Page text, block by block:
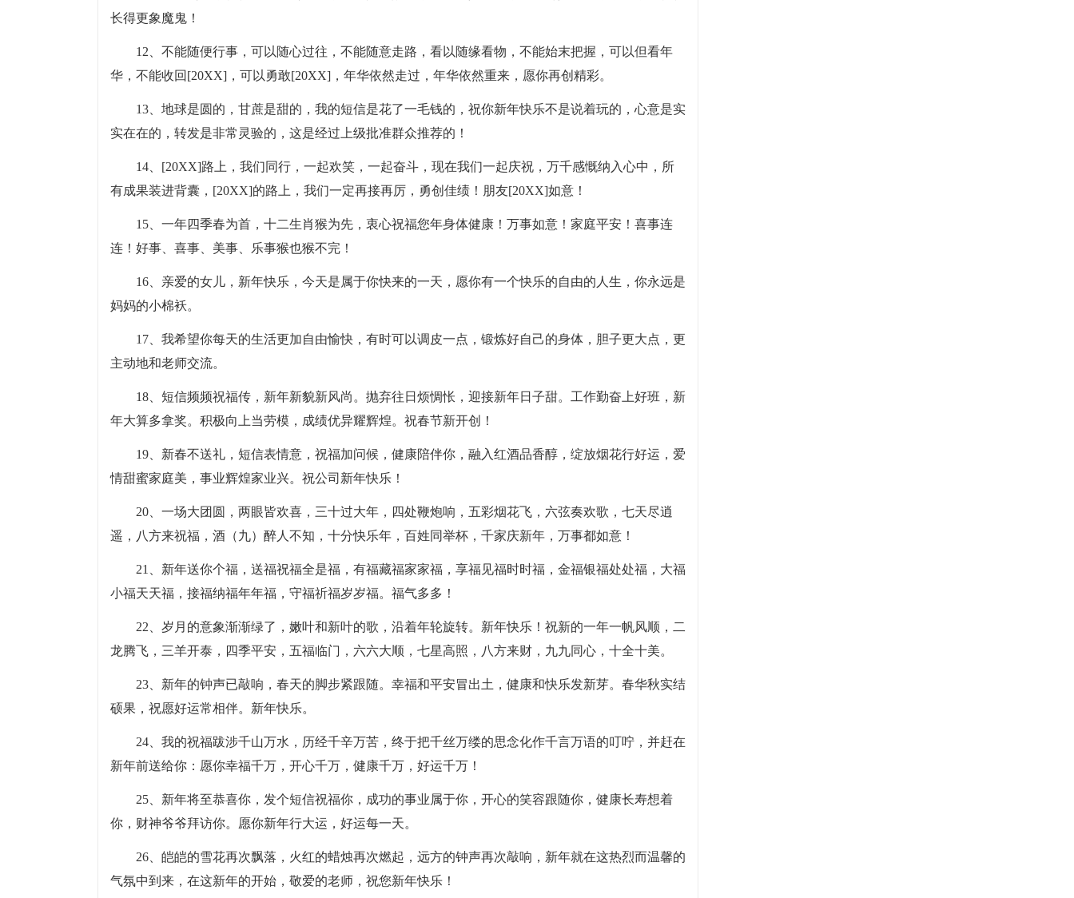
长得更象魔鬼！
12、不能随便行事，可以随心过往，不能随意走路，看以随缘看物，不能始末把握，可以但看年
华，不能收回[20XX]，可以勇敢[20XX]，年华依然走过，年华依然重来，愿你再创精彩。
13、地球是圆的，甘蔗是甜的，我的短信是花了一毛钱的，祝你新年快乐不是说着玩的，心意是实
实在在的，转发是非常灵验的，这是经过上级批准群众推荐的！
14、[20XX]路上，我们同行，一起欢笑，一起奋斗，现在我们一起庆祝，万千感慨纳入心中，所
有成果装进背囊，[20XX]的路上，我们一定再接再厉，勇创佳绩！朋友[20XX]如意！
15、一年四季春为首，十二生肖猴为先，衷心祝福您年身体健康！万事如意！家庭平安！喜事连
连！好事、喜事、美事、乐事猴也猴不完！
16、亲爱的女儿，新年快乐，今天是属于你快来的一天，愿你有一个快乐的自由的人生，你永远是
妈妈的小棉袄。
17、我希望你每天的生活更加自由愉快，有时可以调皮一点，锻炼好自己的身体，胆子更大点，更
主动地和老师交流。
18、短信频频祝福传，新年新貌新风尚。抛弃往日烦惆怅，迎接新年日子甜。工作勤奋上好班，新
年大算多拿奖。积极向上当劳模，成绩优异耀辉煌。祝春节新开创！
19、新春不送礼，短信表情意，祝福加问候，健康陪伴你，融入红酒品香醇，绽放烟花行好运，爱
情甜蜜家庭美，事业辉煌家业兴。祝公司新年快乐！
20、一场大团圆，两眼皆欢喜，三十过大年，四处鞭炮响，五彩烟花飞，六弦奏欢歌，七天尽逍
遥，八方来祝福，酒（九）醉人不知，十分快乐年，百姓同举杯，千家庆新年，万事都如意！
21、新年送你个福，送福祝福全是福，有福藏福家家福，享福见福时时福，金福银福处处福，大福
小福天天福，接福纳福年年福，守福祈福岁岁福。福气多多！
22、岁月的意象渐渐绿了，嫩叶和新叶的歌，沿着年轮旋转。新年快乐！祝新的一年一帆风顺，二
龙腾飞，三羊开泰，四季平安，五福临门，六六大顺，七星高照，八方来财，九九同心，十全十美。
23、新年的钟声已敲响，春天的脚步紧跟随。幸福和平安冒出土，健康和快乐发新芽。春华秋实结
硕果，祝愿好运常相伴。新年快乐。
24、我的祝福跋涉千山万水，历经千辛万苦，终于把千丝万缕的思念化作千言万语的叮咛，并赶在
新年前送给你：愿你幸福千万，开心千万，健康千万，好运千万！
25、新年将至恭喜你，发个短信祝福你，成功的事业属于你，开心的笑容跟随你，健康长寿想着
你，财神爷爷拜访你。愿你新年行大运，好运每一天。
26、皑皑的雪花再次飘落，火红的蜡烛再次燃起，远方的钟声再次敲响，新年就在这热烈而温馨的
气氛中到来，在这新年的开始，敬爱的老师，祝您新年快乐！